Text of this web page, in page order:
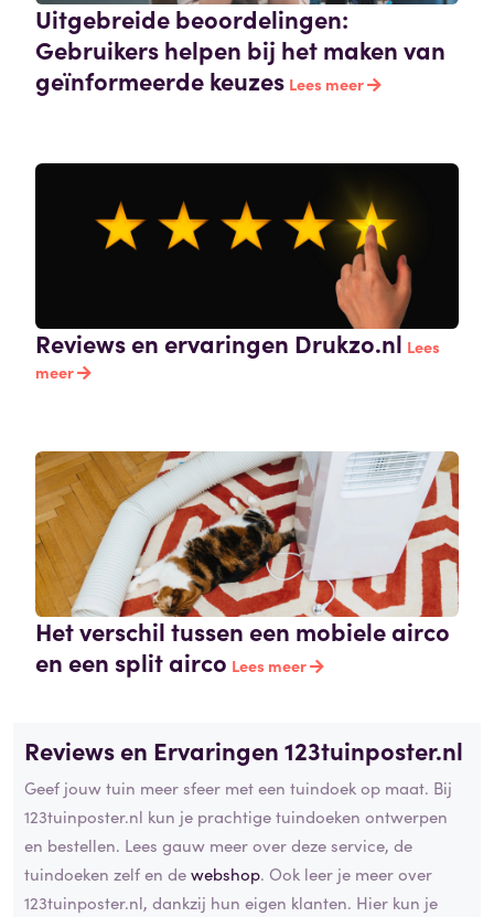
Uitgebreide beoordelingen:
Gebruikers helpen bij het maken van
geïnformeerde keuzes Lees meer
Reviews en ervaringen Drukzo.nl Lees
meer
Het verschil tussen een mobiele airco
en een split airco Lees meer
Reviews en Ervaringen 123tuinposter.nl
Geef jouw tuin meer sfeer met een tuindoek op maat. Bij
123tuinposter.nl kun je prachtige tuindoeken ontwerpen
en bestellen. Lees gauw meer over deze service, de
tuindoeken zelf en dewebshop. Ook leer je meer over
123tuinposter.nl, dankzij hun eigen klanten. Hier kun je